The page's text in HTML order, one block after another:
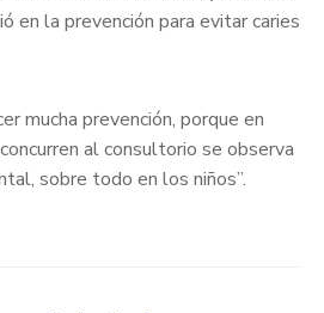
en la prevención para evitar caries
mucha prevención, porque en
al consultorio se observa
sobre todo en los niños”.